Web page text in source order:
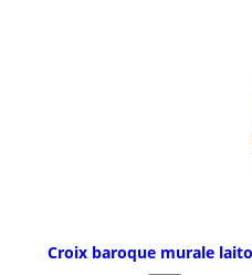
Croix baroque murale